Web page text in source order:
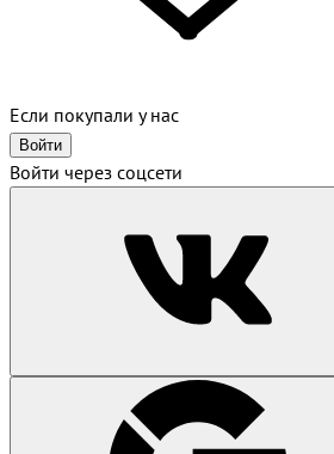
Если покупали у нас
Войти
Войти через соцсети